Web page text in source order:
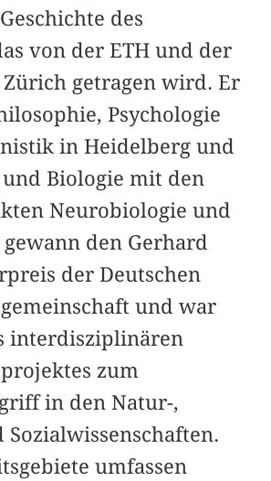
des
von der ETH und der
getragen wird. Er
Psychologie
in Heidelberg und
Biologie mit den
Neurobiologie und
den Gerhard
der Deutschen
und war
interdisziplinären
zum
in den Natur-,
Sozialwissenschaften.
umfassen